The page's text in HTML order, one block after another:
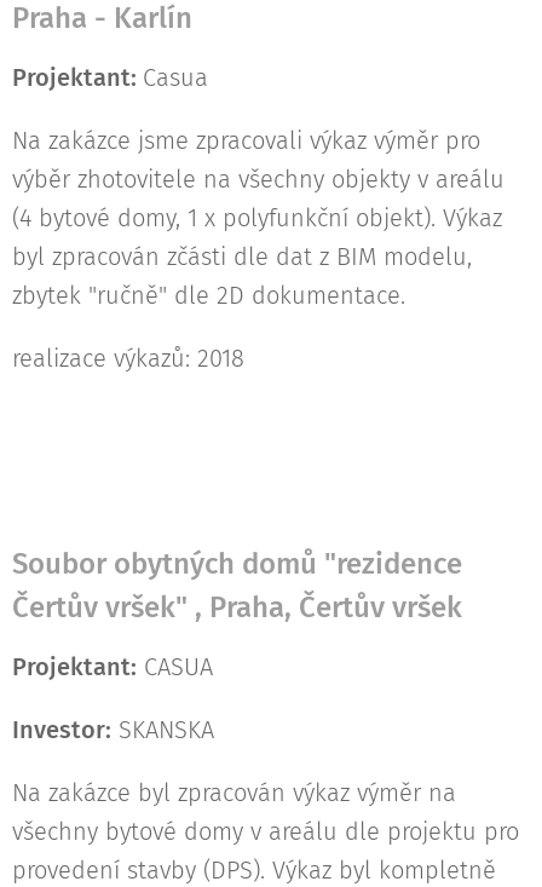
Praha - Karlín
Projektant: Casua
Na zakázce jsme zpracovali výkaz výměr pro
výběr zhotovitele na všechny objekty v areálu
(4 bytové domy, 1 x polyfunkční objekt). Výkaz
byl zpracován zčásti dle dat z BIM modelu,
zbytek "ručně" dle 2D dokumentace.
realizace výkazů: 2018
Soubor obytných domů "rezidence
Čertův vršek" , Praha, Čertův vršek
Projektant: CASUA
Investor: SKANSKA
Na zakázce byl zpracován výkaz výměr na
všechny bytové domy v areálu dle projektu pro
provedení stavby (DPS). Výkaz byl kompletně